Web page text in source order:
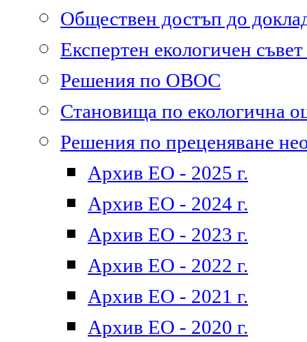
Обществен достъп до
Експертен екологичен
Решения по ОВОС
Становища по екологична
Решения по преценяване
Архив ЕО - 2025 г.
Архив ЕО - 2024 г.
Архив ЕО - 2023 г.
Архив ЕО - 2022 г.
Архив ЕО - 2021 г.
Архив ЕО - 2020 г.